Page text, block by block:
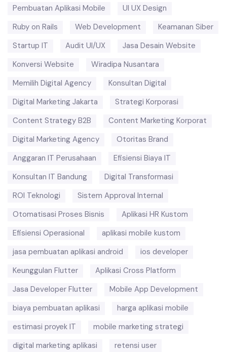
Pembuatan Aplikasi Mobile
UI UX Design
Ruby on Rails
Web Development
Keamanan Siber
Startup IT
Audit UI/UX
Jasa Desain Website
Konversi Website
Wiradipa Nusantara
Memilih Digital Agency
Konsultan Digital
Digital Marketing Jakarta
Strategi Korporasi
Content Strategy B2B
Content Marketing Korporat
Digital Marketing Agency
Otoritas Brand
Anggaran IT Perusahaan
Efisiensi Biaya IT
Konsultan IT Bandung
Digital Transformasi
ROI Teknologi
Sistem Approval Internal
Otomatisasi Proses Bisnis
Aplikasi HR Kustom
Efisiensi Operasional
aplikasi mobile kustom
jasa pembuatan aplikasi android
ios developer
Keunggulan Flutter
Aplikasi Cross Platform
Jasa Developer Flutter
Mobile App Development
biaya pembuatan aplikasi
harga aplikasi mobile
estimasi proyek IT
mobile marketing strategi
digital marketing aplikasi
retensi user